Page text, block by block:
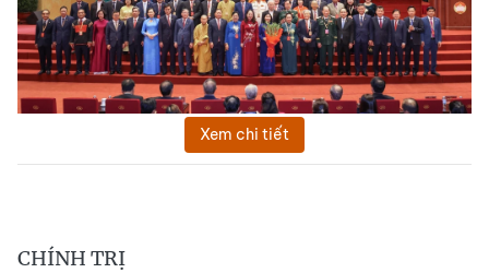
Xem chi tiết
CHÍNH TRỊ